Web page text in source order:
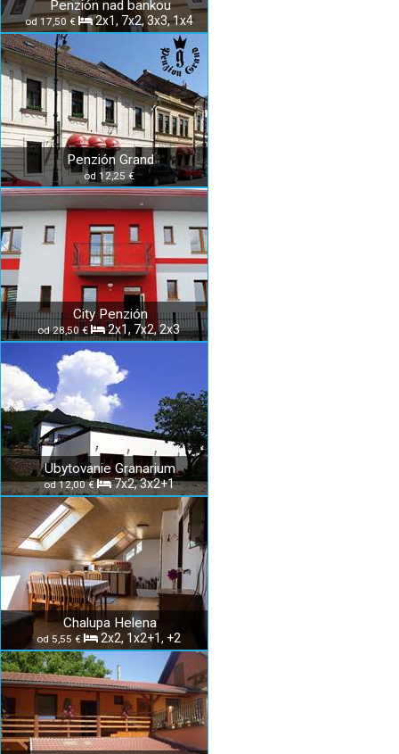
Penzión nad bankou
od 17,50 € 2x1, 7x2, 3x3, 1x4
Penzión Grand
od 12,25 €
City Penzión
od 28,50 € 2x1, 7x2, 2x3
Ubytovanie Granarium
od 12,00 € 7x2, 3x2+1
Chalupa Helena
od 5,55 € 2x2, 1x2+1, +2